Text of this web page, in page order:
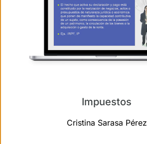
Impuestos
Cristina Sarasa Pérez